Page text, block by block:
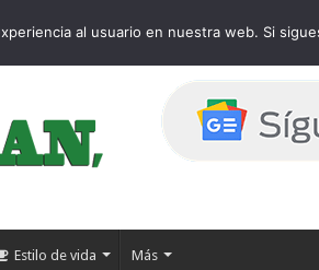
Estilo de vida Más
al usuario en nuestra web. Si